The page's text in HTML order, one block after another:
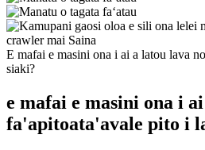
E mafai e masini ona i ai a latou lava
siaki?
e mafai e masini ona i
fa'apitoata'avale pito i